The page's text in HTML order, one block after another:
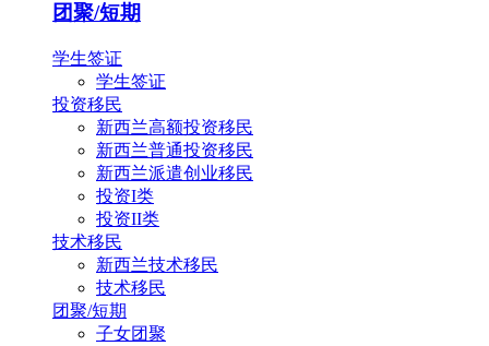
团聚/短期
学生签证
学生签证
投资移民
新西兰高额投资移民
新西兰普通投资移民
新西兰派遣创业移民
投资I类
投资II类
技术移民
新西兰技术移民
技术移民
团聚/短期
子女团聚